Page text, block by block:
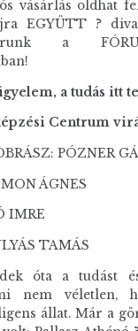
vásárlás oldhat
EGYÜTT ?
a
a tudás itt
Centrum
PÓZNER
ÁGNES
IMRE
TAMÁS
óta a tudást
nem véletlen,
állat. Már a